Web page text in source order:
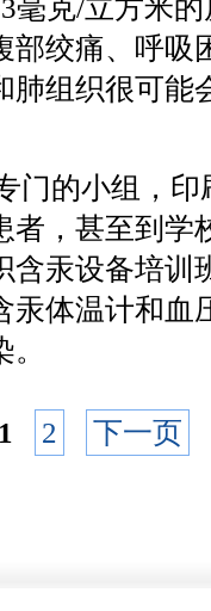
毫克/立方米
部绞痛、呼吸
肺组织很可能
门的小组，
者，甚至到学
含汞设备培训
汞体温计和血
1 2 下一页